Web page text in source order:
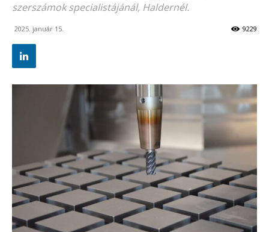
szerszámok specialistájánál, Haldernél.
2025. január 15. 9229